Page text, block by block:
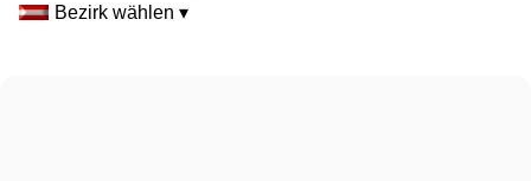
Bezirk wählen ▾